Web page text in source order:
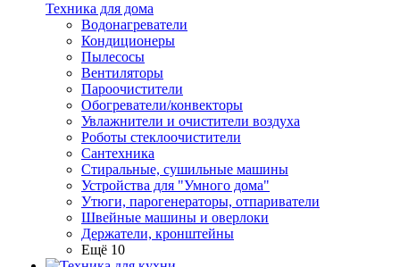
Техника для дома
Водонагреватели
Кондиционеры
Пылесосы
Вентиляторы
Пароочистители
Обогреватели/конвекторы
Увлажнители и очистители воздуха
Роботы стеклоочистители
Сантехника
Стиральные, сушильные машины
Устройства для "Умного дома"
Утюги, парогенераторы, отпариватели
Швейные машины и оверлоки
Держатели, кронштейны
Ещё 10